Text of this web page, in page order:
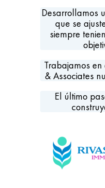
Desarrollamos
que se
siempre
Trabajamos en
& Associates
El último